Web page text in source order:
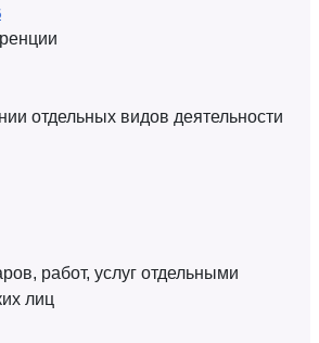
отдельных видов деятельности
работ, услуг отдельными
лиц